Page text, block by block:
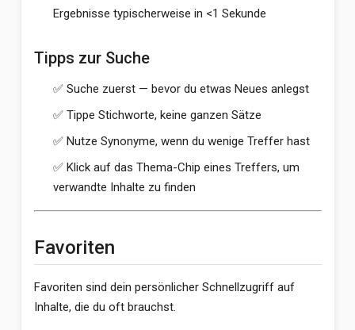
Ergebnisse typischerweise in <1 Sekunde
Tipps zur Suche
✅ Suche zuerst — bevor du etwas Neues anlegst
✅ Tippe Stichworte, keine ganzen Sätze
✅ Nutze Synonyme, wenn du wenige Treffer hast
✅ Klick auf das Thema-Chip eines Treffers, um
verwandte Inhalte zu finden
Favoriten
Favoriten sind dein persönlicher Schnellzugriff auf
Inhalte, die du oft brauchst.